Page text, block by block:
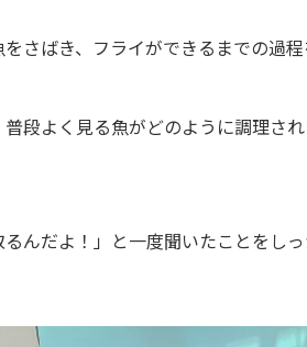
さばき、フライができるまでの過程
段よく見る魚がどのように調理さ
んだよ！」と一度聞いたことをし